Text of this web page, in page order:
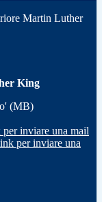
Martin Luther
King
(MB)
inviare una mail
per inviare una